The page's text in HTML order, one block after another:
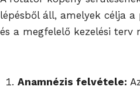
lépésből áll, amelyek célja
és a megfelelő kezelési terv
Anamnézis felvétele: